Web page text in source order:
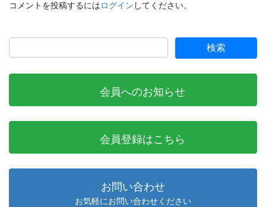
コメントを投稿するにはログイン してください。
会員へのお知らせ
会員登録はこちら
お問い合わせ
お気軽にお問い合わせください